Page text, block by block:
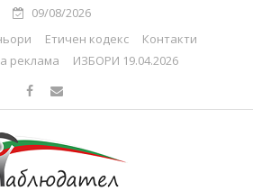
09/08/2026
Етичен кодекс
Контакти
реклама
ИЗБОРИ 19.04.2026